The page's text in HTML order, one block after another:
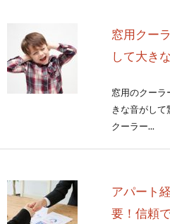
窓用クー
して大き
窓用のクーラ
きな音がして
クーラー...
アパート
要！信頼